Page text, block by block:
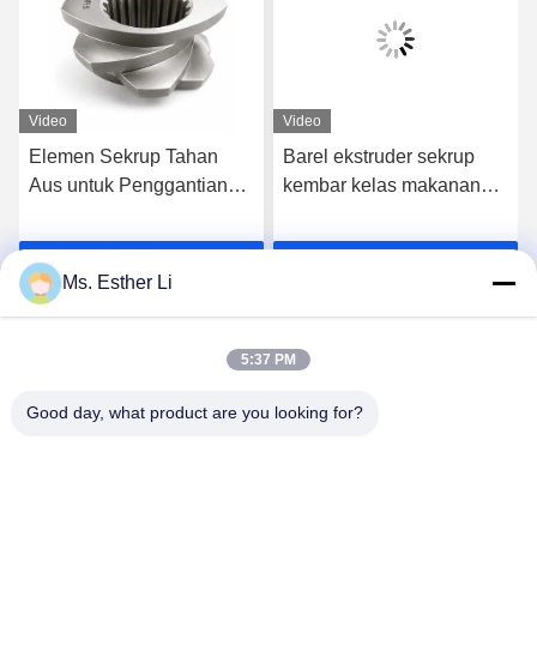
Video
Elemen Sekrup Tahan
Aus untuk Penggantian
Dapatkan Harga Terbaik
Video
Barel ekstruder sekrup
kembar kelas makanan
makanan terus menerus
Ms. Esther Li
5:37 PM
Good day, what product are you looking for?